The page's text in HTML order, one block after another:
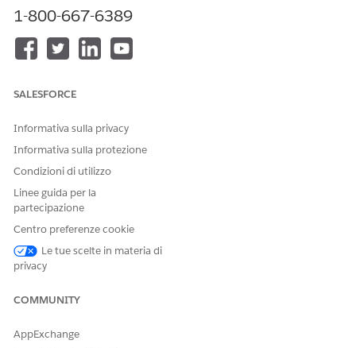
Create Users and Assign Permission Sets
Configure Document Generation Notification
QUESTO ARTICOLO HA RISOLTO IL PROBLEMA?
Facci sapere, così possiamo migliorare!
1-800-667-6389
SALESFORCE
Informativa sulla privacy
Informativa sulla protezione
Condizioni di utilizzo
Linee guida per la
partecipazione
Centro preferenze cookie
Le tue scelte in materia di
privacy
COMMUNITY
AppExchange